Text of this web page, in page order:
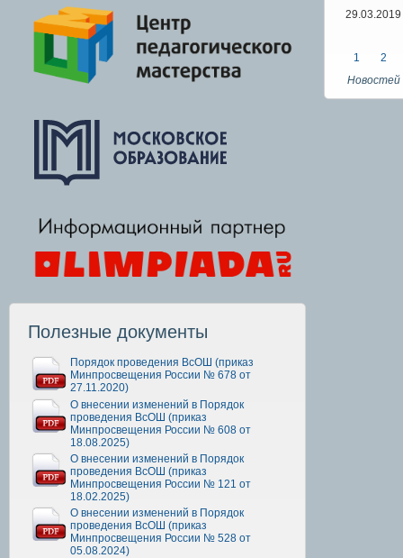
Полезные документы
Порядок проведения ВсОШ (приказ
Минпросвещения России № 678 от
27.11.2020)
О внесении изменений в Порядок
проведения ВсОШ (приказ
Минпросвещения России № 608 от
18.08.2025)
О внесении изменений в Порядок
проведения ВсОШ (приказ
Минпросвещения России № 121 от
18.02.2025)
О внесении изменений в Порядок
проведения ВсОШ (приказ
Минпросвещения России № 528 от
05.08.2024)
29.03.2019
1
2
Новостей